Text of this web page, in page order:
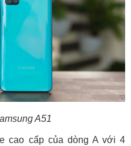
A51
cao cấp của dòng A với 4